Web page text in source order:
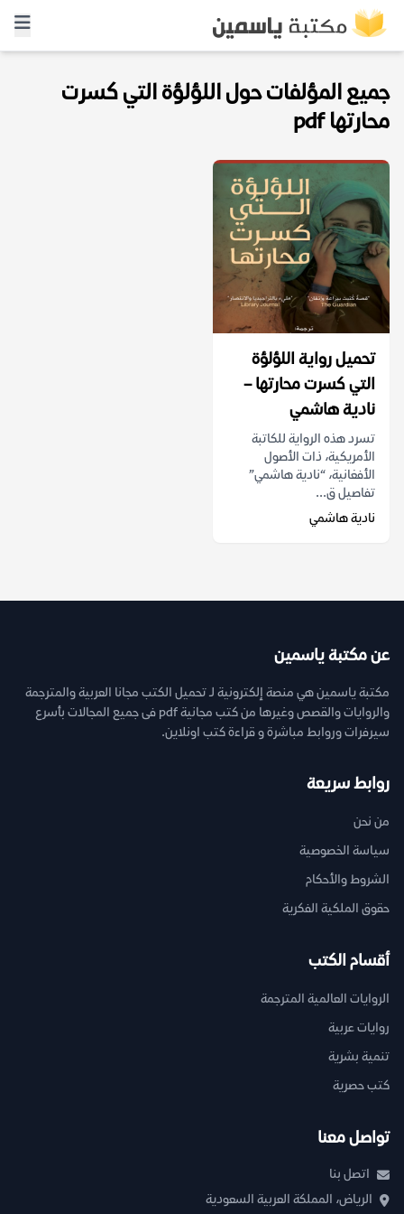
جميع المؤلفات حول اللؤلؤة التي كسرت
محارتها pdf
تحميل رواية اللؤلؤة
التي كسرت محارتها –
نادية هاشمي
تسرد هذه الرواية للكاتبة
الأمريكية، ذات الأصول
الأفغانية، “نادية هاشمي”
تفاصيل ق...
نادية هاشمي
عن مكتبة ياسمين
مكتبة ياسمين هي منصة إلكترونية لـ تحميل الكتب مجانا العربية والمترجمة
والروايات والقصص وغيرها من كتب مجانية pdf فى جميع المجالات بأسرع
سيرفرات وروابط مباشرة و قراءة كتب اونلاين.
روابط سريعة
من نحن
سياسة الخصوصية
الشروط والأحكام
حقوق الملكية الفكرية
أقسام الكتب
الروايات العالمية المترجمة
روايات عربية
تنمية بشرية
كتب حصرية
تواصل معنا
اتصل بنا
الرياض، المملكة العربية السعودية